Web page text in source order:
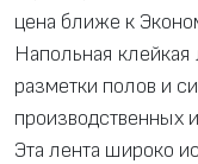
цена ближе к
Напольная
разметки полов и
производственных
Эта лента широко